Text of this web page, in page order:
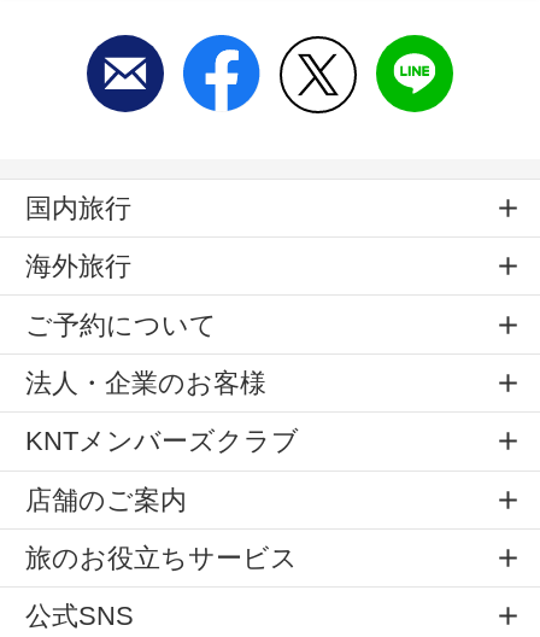
国内旅行
海外旅行
ご予約について
法人・企業のお客様
KNTメンバーズクラブ
店舗のご案内
旅のお役立ちサービス
公式SNS